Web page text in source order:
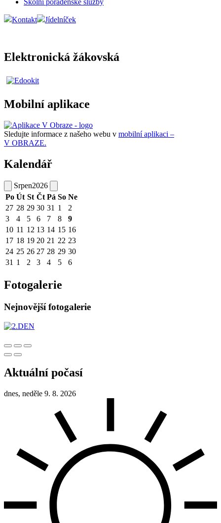
Kontakt Jídelníček
Elektronická žákovská
Mobilní aplikace
Sledujte informace z našeho webu v mobilní aplikaci –
V OBRAZE.
Kalendář
Srpen2026
Po Út St Čt Pá So Ne
27 28 29 30 31 1
2
3
4 5 6 7 8
9
10 11 12 13 14 15 16
17 18 19 20 21 22 23
24 25 26 27 28 29 30
31 1 2 3 4 5 6
Fotogalerie
Nejnovější fotogalerie
Aktuální počasí
dnes, neděle 9. 8. 2026